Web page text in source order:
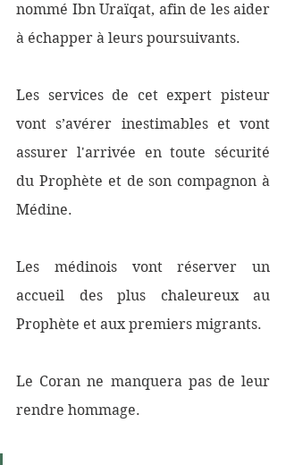
nommé Ibn Uraïqat, afin de les aider
à échapper à leurs poursuivants.
Les services de cet expert pisteur
vont s’avérer inestimables et vont
assurer l'arrivée en toute sécurité
du Prophète et de son compagnon à
Médine.
Les médinois vont réserver un
accueil des plus chaleureux au
Prophète et aux premiers migrants.
Le Coran ne manquera pas de leur
rendre hommage.